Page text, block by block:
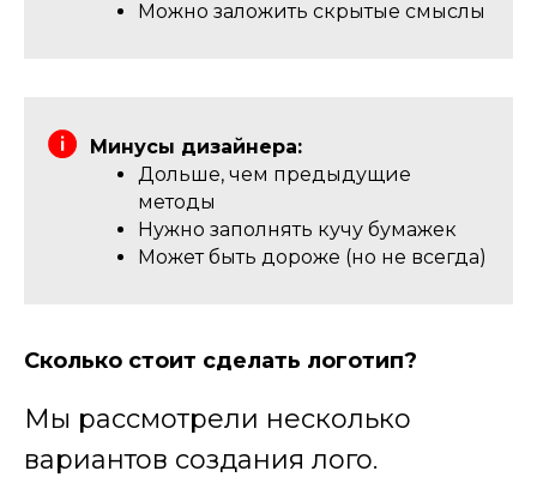
Можно заложить скрытые смыслы
Минусы дизайнера:
Дольше, чем предыдущие
методы
Нужно заполнять кучу бумажек
Может быть дороже (но не всегда)
Сколько стоит сделать логотип?
Мы рассмотрели несколько
вариантов создания лого.